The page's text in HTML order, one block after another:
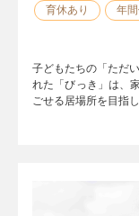
育休あり 年
子どもたちの「ただ
れた「びっき」は、
ごせる居場所を目指